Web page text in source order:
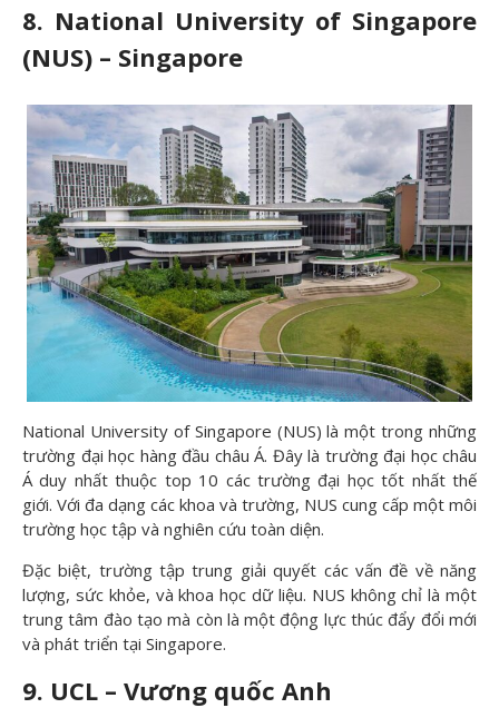
8. National University of Singapore
(NUS) – Singapore
National University of Singapore (NUS) là một trong những
trường đại học hàng đầu châu Á. Đây là trường đại học châu
Á duy nhất thuộc top 10 các trường đại học tốt nhất thế
giới. Với đa dạng các khoa và trường, NUS cung cấp một môi
trường học tập và nghiên cứu toàn diện.
Đặc biệt, trường tập trung giải quyết các vấn đề về năng
lượng, sức khỏe, và khoa học dữ liệu. NUS không chỉ là một
trung tâm đào tạo mà còn là một động lực thúc đẩy đổi mới
và phát triển tại Singapore.
9. UCL – Vương quốc Anh